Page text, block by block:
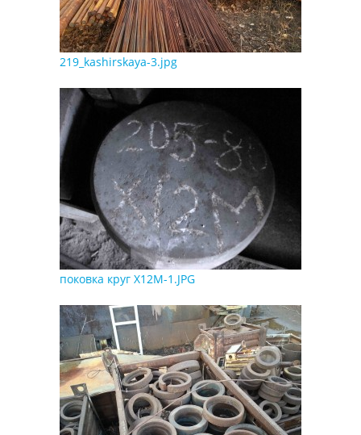
219_kashirskaya-3.jpg
поковка круг Х12М-1.JPG